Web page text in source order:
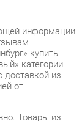
купить
категории
из
от
Товары из
вы
на этаж